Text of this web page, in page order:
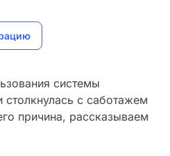
системы
столкнулась с саботажем
причина, рассказываем